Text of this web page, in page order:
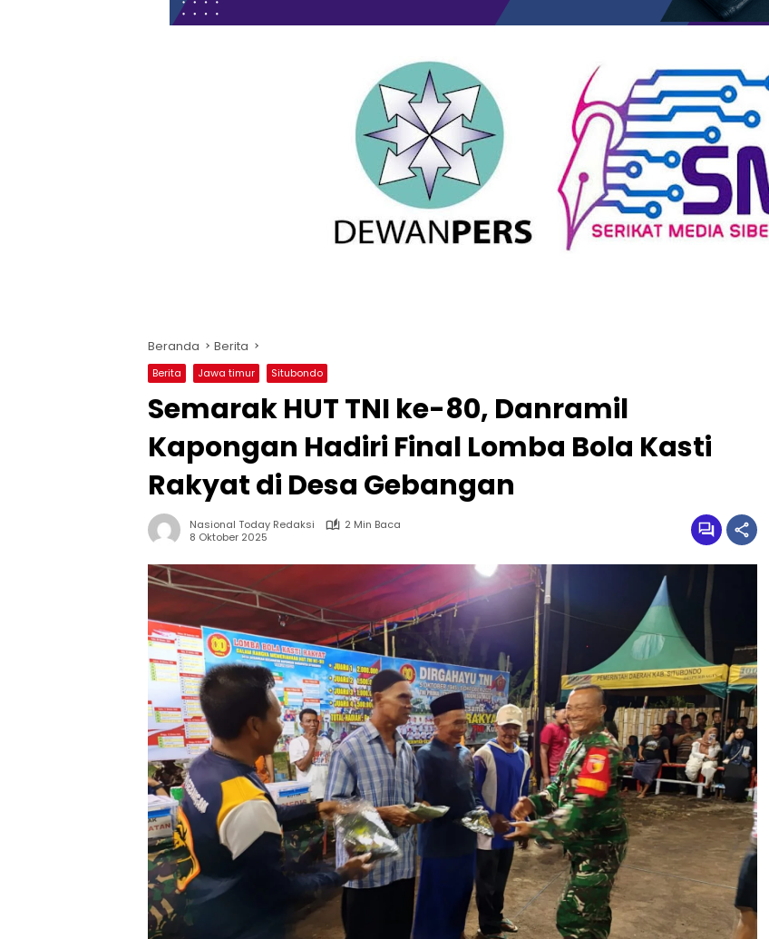
Beranda Berita
Berita Jawa timur Situbondo
Semarak HUT TNI ke-80, Danramil
Kapongan Hadiri Final Lomba Bola Kasti
Rakyat di Desa Gebangan
Nasional Today Redaksi
2 Min Baca
8 Oktober 2025